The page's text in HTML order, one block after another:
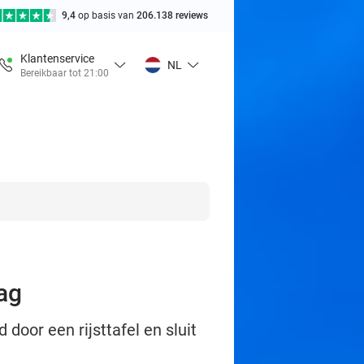
9,4 op basis van 206.138 reviews
Klantenservice
Bereikbaar tot 21:00
NL
door een rijsttafel en sluit